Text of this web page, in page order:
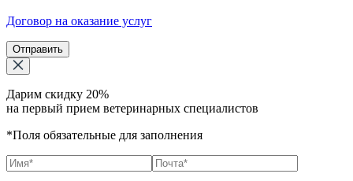
Договор на оказание услуг
Отправить
Дарим скидку 20%
на первый прием ветеринарных специалистов
*Поля обязательные для заполнения